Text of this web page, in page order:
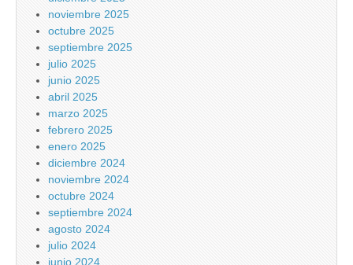
noviembre 2025
octubre 2025
septiembre 2025
julio 2025
junio 2025
abril 2025
marzo 2025
febrero 2025
enero 2025
diciembre 2024
noviembre 2024
octubre 2024
septiembre 2024
agosto 2024
julio 2024
junio 2024